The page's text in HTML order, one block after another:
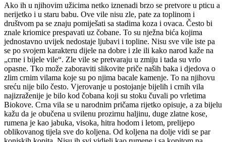
Ako ih u njihovim užicima netko iznenadi brzo se pretvore u pticu a
nerijetko i u staru babu. Ove vile nisu zle, pate za toplinom i
društvom pa se znaju pomiješati sa stadima koza i ovaca. Često bi
znale kriomice prespavati uz čobane. To su nježna bića kojima
jednostavno uvijek nedostaje ljubavi i topline. Nisu sve vile iste pa
se po svojem karakteru dijele na dobre i zle ili kako narod kaže na
„crne i bijele vile“. Zle vile se pretvaraju u zmiju i tada su vrlo
opasne. Tko može zaboraviti slikovite priče naših baka i djedova o
zlim crnim vilama koje su po njima bacale kamenje. To na njihovu
sreću nije bilo često. Vjerovanje u postojanje bijelih i crnih vila
najizraženije je bilo kod čobana koji su stoku čuvali po vrletima
Biokove. Crna vila se u narodnim pričama rijetko opisuje, a za bijelu
kažu da je obučena u svilenu prozirnu haljinu, duge zlatne kose,
rumena je kao jabuka, visoka, hitra hodom i letom, prelijepo
oblikovanog tijela sve do koljena. Od koljena na dolje vidi se par